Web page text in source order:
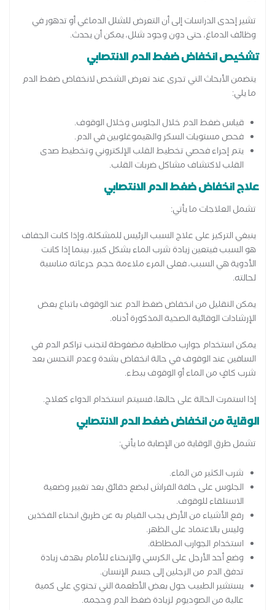
تشير إحدى الدراسات إلى أن التعرض للشلل الدماغي أو تدهور في
وظائف الدماغ، حتى دون وجود شلل، يمكن أن يحدث.
تشخيص انخفاض ضغط الدم الانتصابي
يتضمن الأبحاث التي تجرى عند تعرض الشخص لانخفاض ضغط الدم
ما يلي:
قياس ضغط الدم خلال الجلوس وخلال الوقوف.
فحص مستويات السكر والهيموغلوبين في الدم.
يتم إجراء فحصي تخطيط القلب الإلكتروني وتخطيط صدى
القلب لاكتشاف مشاكل ضربات القلب.
علاج انخفاض ضغط الدم الانتصابي
تشمل العلاجات ما يأتي:
ينبغي التركيز على علاج السبب الرئيس للمشكلة، وإذا كانت الجفاف
هو السبب فيتعين زيادة شرب الماء بشكل كبير، بينما إذا كانت
الأدوية هي السبب، فعلى المرء ملاءمة حجم جرعاته مناسبة
لحالته.
يمكن التقليل من انخفاض ضغط الدم عند الوقوف باتباع بعض
الإرشادات الوقائية الصحية المذكورة أدناه.
يمكن استخدام جوارب مطاطية مضغوطة لتجنب تراكم الدم في
الساقين عند الوقوف في حالة انخفاض بشدة وعدم التحسن بعد
شرب كافٍ من الماء أو الوقوف ببطء.
إذا استمرت الحالة على حالها، فسيتم استخدام الدواء كعلاج.
الوقاية من انخفاض ضغط الدم الانتصابي
تشمل طرق الوقاية من الإصابة ما يأتي:
شرب الكثير من الماء.
الجلوس على حافة الفراش لبضع دقائق بعد تغيير وضعية
الاستلقاء للوقوف.
رفع الأشياء من الأرض يجب القيام به عن طريق انحناء الفخذين
وليس بالاعتماد على الظهر.
استخدام الجوارب المطاطة.
وضع أحد الأرجل على الكرسي والإنحناء للأمام بهدف زيادة
تدفق الدم من الرجلين إلى جسم الإنسان.
يستشير الطبيب حول بعض الأطعمة التي تحتوي على كمية
عالية من الصوديوم لزيادة ضغط الدم وحجمه.